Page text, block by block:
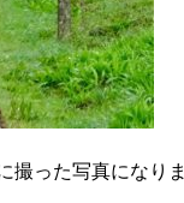
撮った写真になりま